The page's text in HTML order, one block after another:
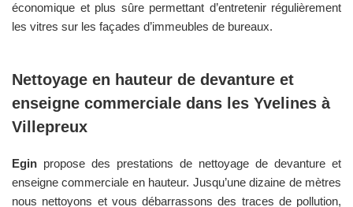
économique et plus sûre permettant d’entretenir régulièrement
les vitres sur les façades d’immeubles de bureaux.
Nettoyage en hauteur de devanture et
enseigne commerciale dans les Yvelines à
Villepreux
Egin propose des prestations de nettoyage de devanture et
enseigne commerciale en hauteur. Jusqu’une dizaine de mètres
nous nettoyons et vous débarrassons des traces de pollution,